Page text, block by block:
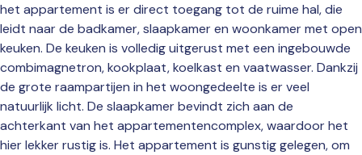
het appartement is er direct toegang tot de ruime hal, die
leidt naar de badkamer, slaapkamer en woonkamer met open
keuken. De keuken is volledig uitgerust met een ingebouwde
combimagnetron, kookplaat, koelkast en vaatwasser. Dankzij
de grote raampartijen in het woongedeelte is er veel
natuurlijk licht. De slaapkamer bevindt zich aan de
achterkant van het appartementencomplex, waardoor het
hier lekker rustig is. Het appartement is gunstig gelegen, om